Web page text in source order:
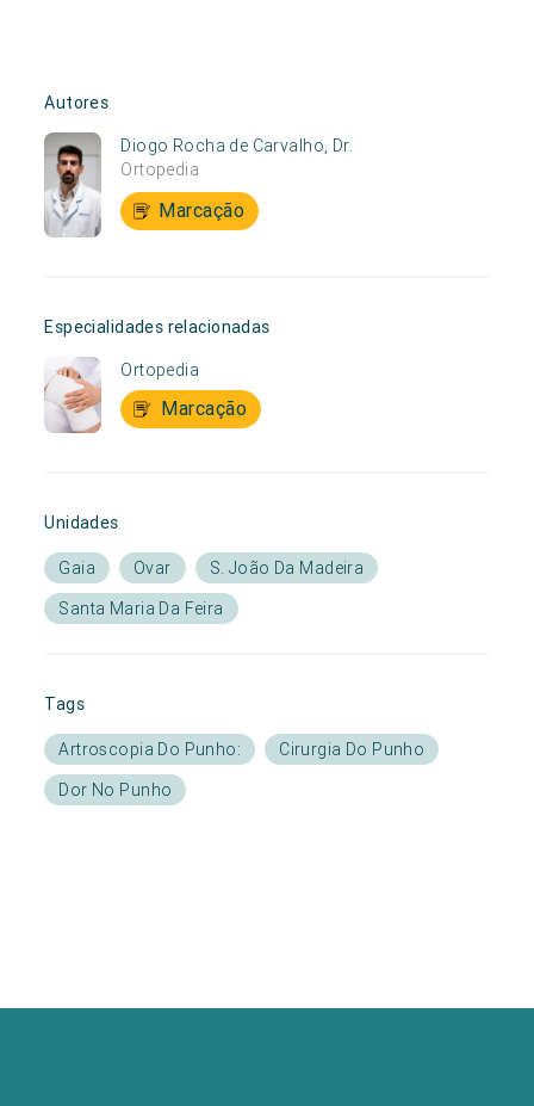
Autores
Diogo Rocha de Carvalho, Dr.
Ortopedia
Marcação
Especialidades relacionadas
Ortopedia
Marcação
Unidades
Gaia Ovar
S. João Da Madeira
Santa Maria Da Feira
Tags
Artroscopia Do Punho:
Cirurgia Do Punho
Dor No Punho